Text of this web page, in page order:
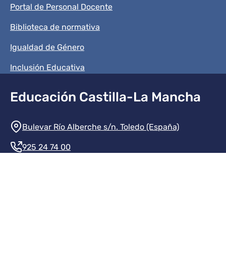
Portal de Personal Docente
Biblioteca de normativa
Igualdad de Género
Inclusión Educativa
Educación Castilla-La Mancha
Información de la institución
Bulevar Río Alberche s/n. Toledo (España)
925 24 74 00